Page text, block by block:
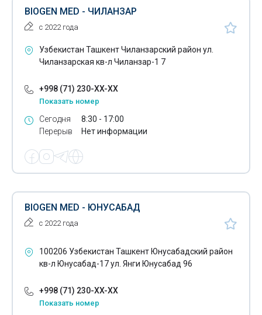
BIOGEN MED - ЧИЛАНЗАР
с 2022 года
Узбекистан Ташкент Чиланзарский район ул.
Чиланзарская кв-л Чиланзар-1 7
+998 (71) 230-XX-XX
Показать номер
Сегодня
Перерыв
8:30 - 17:00
Нет информации
BIOGEN MED - ЮНУСАБАД
с 2022 года
100206 Узбекистан Ташкент Юнусабадский район
кв-л Юнусабад-17 ул. Янги Юнусабад 96
+998 (71) 230-XX-XX
Показать номер